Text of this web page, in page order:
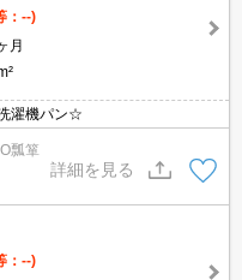
：--)
月
濯機パン☆
瓢箪
詳細を見る
：--)